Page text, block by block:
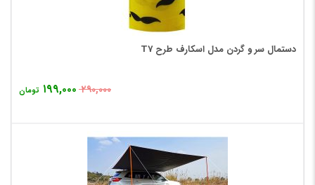
دستمال سر و گردن مدل اسکارف طرح T7
۲۹۰,۰۰۰ ۱۹۹,۰۰۰ تومان